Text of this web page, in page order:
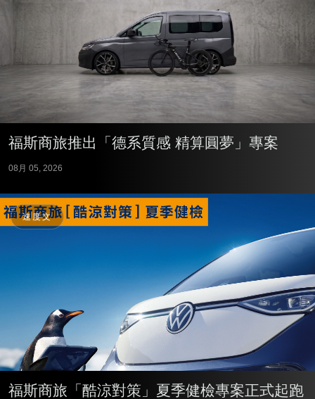
福斯商旅推出「德系質感 精算圓夢」專案
08月 05, 2026
速度文
福斯商旅「酷涼對策」夏季健檢專案正式起跑